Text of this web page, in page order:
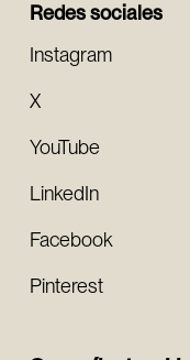
Redes sociales
Instagram
X
YouTube
LinkedIn
Facebook
Pinterest